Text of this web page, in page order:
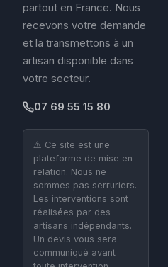
partout en France. Nous
recevons votre demande
et la transmettons à un
artisan disponible dans
votre secteur.
07 69 55 15 80
⚠️ Ce site est une
plateforme de mise en
relation. Nous ne
sommes pas serruriers.
Les interventions sont
réalisées par des
artisans indépendants.
Un devis vous sera
communiqué avant